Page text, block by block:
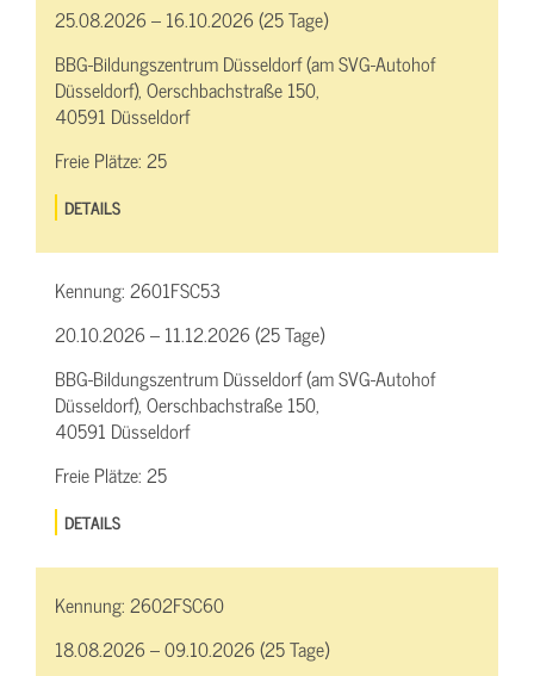
25.08.2026 – 16.10.2026 (25 Tage)
BBG-Bildungszentrum Düsseldorf (am SVG-Autohof
Düsseldorf), Oerschbachstraße 150,
40591 Düsseldorf
Freie Plätze:25
DETAILS
Kennung:2601FSC53
20.10.2026 – 11.12.2026 (25 Tage)
BBG-Bildungszentrum Düsseldorf (am SVG-Autohof
Düsseldorf), Oerschbachstraße 150,
40591 Düsseldorf
Freie Plätze:25
DETAILS
Kennung:2602FSC60
18.08.2026 – 09.10.2026 (25 Tage)